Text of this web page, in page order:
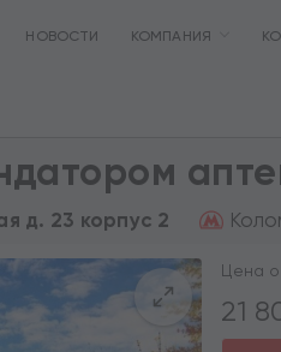
НОВОСТИ КОМПАНИЯ
д. 23 корпус 2
Цена
21